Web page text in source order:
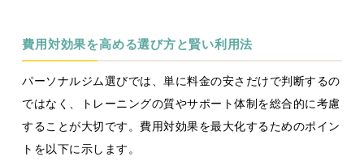
費用対効果を高める選び方と賢い利用法
パーソナルジム選びでは、単に料金の安さだけで判断するの
ではなく、トレーニングの質やサポート体制を総合的に考慮
することが大切です。費用対効果を最大化するためのポイン
トを以下に示します。